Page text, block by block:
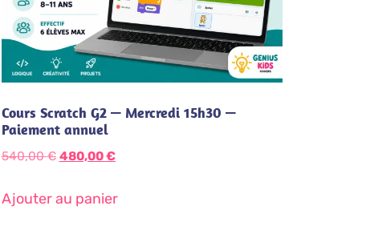
Cours Scratch G2 — Mercredi 15h30 —
Paiement annuel
540,00€ 480,00€
Ajouter au panier